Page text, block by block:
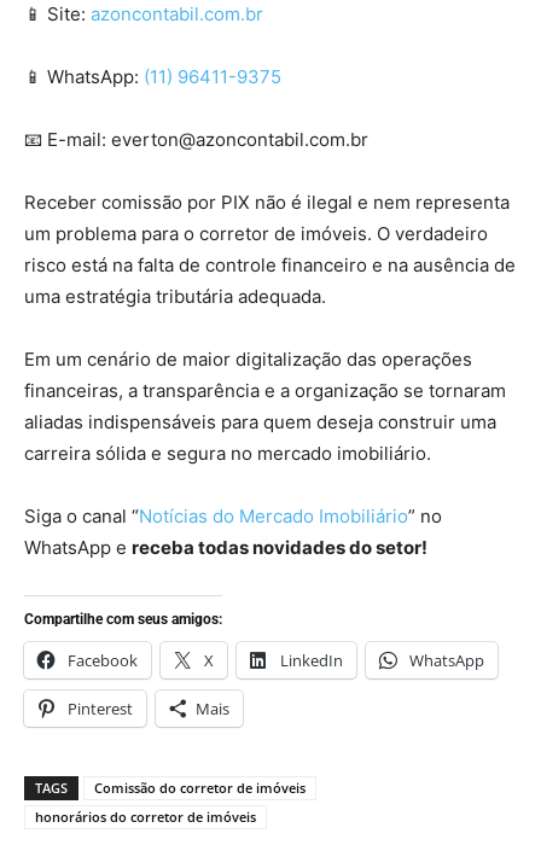
📱 Site: azoncontabil.com.br
📱 WhatsApp: (11) 96411-9375
📧 E-mail: everton@azoncontabil.com.br
Receber comissão por PIX não é ilegal e nem representa
um problema para o corretor de imóveis. O verdadeiro
risco está na falta de controle financeiro e na ausência de
uma estratégia tributária adequada.
Em um cenário de maior digitalização das operações
financeiras, a transparência e a organização se tornaram
aliadas indispensáveis para quem deseja construir uma
carreira sólida e segura no mercado imobiliário.
Siga o canal “Notícias do Mercado Imobiliário” no
WhatsApp e receba todas novidades do setor!
Compartilhe com seus amigos:
Facebook X LinkedIn WhatsApp
Pinterest Mais
TAGS
Comissão do corretor de imóveis
honorários do corretor de imóveis